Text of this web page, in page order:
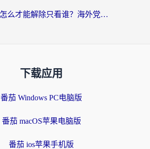
优酷视频怎么才能解除只看谁？海外党亲测有效的追剧自由指南
下载应用
番茄 Windows PC电脑版
番茄 macOS苹果电脑版
番茄 ios苹果手机版